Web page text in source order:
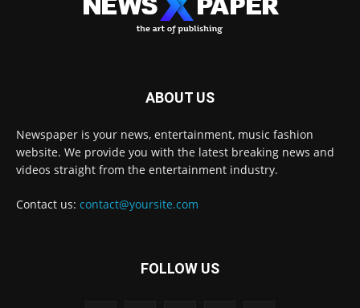
ABOUT US
Newspaper is your news, entertainment, music fashion
website. We provide you with the latest breaking news and
videos straight from the entertainment industry.
Contact us: contact@yoursite.com
FOLLOW US